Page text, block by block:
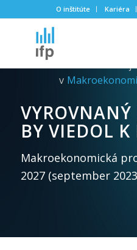
O inštitúte Kariéra
v
VYROVNANÝ
BY VIEDOL K
Makroekonomická
2027 (september